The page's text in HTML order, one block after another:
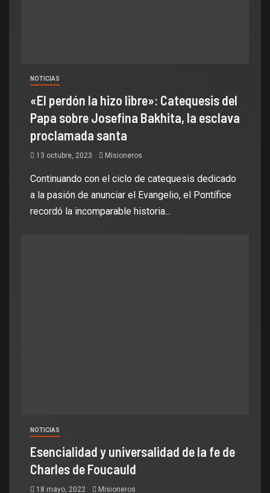
NOTICIAS
«El perdón la hizo libre»: Catequesis del
Papa sobre Josefina Bakhita, la esclava
proclamada santa
13 octubre, 2023 Misioneros
Continuando con el ciclo de catequesis dedicado
a la pasión de anunciar el Evangelio, el Pontífice
recordó la incomparable historia...
NOTICIAS
Esencialidad y universalidad de la fe de
Charles de Foucauld
18 mayo, 2022 Misioneros